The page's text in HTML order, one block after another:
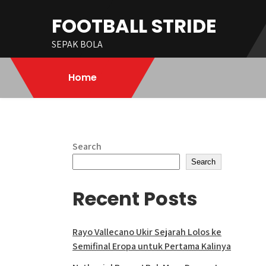
FOOTBALL STRIDE
SEPAK BOLA
Home
Search
Search
Recent Posts
Rayo Vallecano Ukir Sejarah Lolos ke
Semifinal Eropa untuk Pertama Kalinya